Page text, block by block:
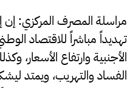
مراسلة المصرف المركزي: إن
تهديداً مباشراً للاقتصاد
الأجنبية وارتفاع
الفساد والتهريب، ويمتد